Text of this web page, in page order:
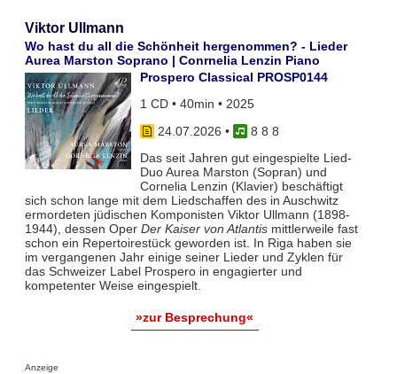
Viktor Ullmann
Wo hast du all die Schönheit hergenommen? - Lieder
Aurea Marston Soprano | Conrnelia Lenzin Piano
Prospero Classical PROSP0144
1 CD • 40min • 2025
24.07.2026 •
8 8 8
Das seit Jahren gut eingespielte Lied-
Duo Aurea Marston (Sopran) und
Cornelia Lenzin (Klavier) beschäftigt
sich schon lange mit dem Liedschaffen des in Auschwitz
ermordeten jüdischen Komponisten Viktor Ullmann (1898-
1944), dessen Oper Der Kaiser von Atlantismittlerweile fast
schon ein Repertoirestück geworden ist. In Riga haben sie
im vergangenen Jahr einige seiner Lieder und Zyklen für
das Schweizer Label Prospero in engagierter und
kompetenter Weise eingespielt.
»zur Besprechung«
Anzeige